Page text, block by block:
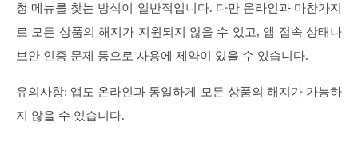
청 메뉴를 찾는 방식이 일반적입니다. 다만 온라인과 마찬가지
로 모든 상품의 해지가 지원되지 않을 수 있고, 앱 접속 상태나
보안 인증 문제 등으로 사용에 제약이 있을 수 있습니다.
유의사항: 앱도 온라인과 동일하게 모든 상품의 해지가 가능하
지 않을 수 있습니다.